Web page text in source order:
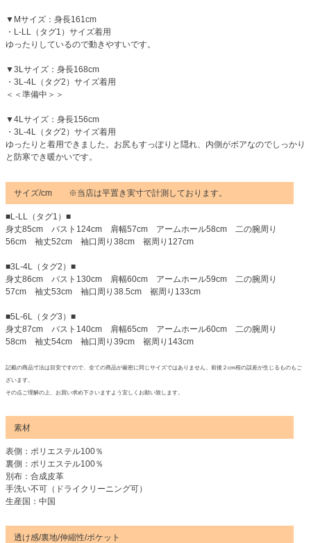
▼Mサイズ：身長161cm
・L-LL（タグ1）サイズ着用
ゆったりしているので動きやすいです。
▼3Lサイズ：身長168cm
・3L-4L（タグ2）サイズ着用
＜＜準備中＞＞
▼4Lサイズ：身長156cm
・3L-4L（タグ2）サイズ着用
ゆったりと着用できました。お尻もすっぽりと隠れ、内側がボアなのでしっかり
と防寒でき暖かいです。
サイズ/cm ※当店は平置き実寸で計測しております。
■L-LL（タグ1）■
身丈85cm バスト124cm 肩幅57cm アームホール58cm 二の腕周り
56cm 袖丈52cm 袖口周り38cm 裾周り127cm
■3L-4L（タグ2）■
身丈86cm バスト130cm 肩幅60cm アームホール59cm 二の腕周り
57cm 袖丈53cm 袖口周り38.5cm 裾周り133cm
■5L-6L（タグ3）■
身丈87cm バスト140cm 肩幅65cm アームホール60cm 二の腕周り
58cm 袖丈54cm 袖口周り39cm 裾周り143cm
記載の商品寸法は目安ですので、全ての商品が厳密に同じサイズではありません。前後２cm程の誤差が生じるものもご
ざいます。
その点ご理解の上、お買い求め下さいますよう宜しくお願い致します。
素材
表側：ポリエステル100％
裏側：ポリエステル100％
別布：合成皮革
手洗い不可（ドライクリーニング可）
生産国：中国
透け感/裏地/伸縮性/ポケット